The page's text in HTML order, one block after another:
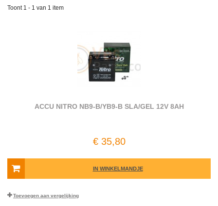
Toont 1 - 1 van 1 item
ACCU NITRO NB9-B/YB9-B SLA/GEL 12V 8AH
€ 35,80
IN WINKELMANDJE
Toevoegen aan vergelijking